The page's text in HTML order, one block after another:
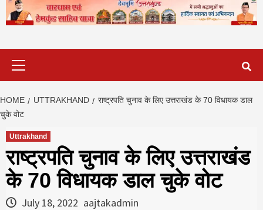
HOME UTTRAKHAND
राष्ट्रपति चुनाव के लिए उत्तराखंड के 70 विधायक डाल
चुके वोट
Uttrakhand
राष्ट्रपति चुनाव के लिए उत्तराखंड
के 70 विधायक डाल चुके वोट
July 18, 2022 aajtakadmin